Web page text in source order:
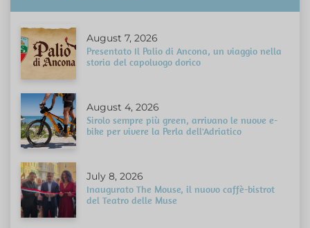
August 7, 2026
Presentato Il Palio di Ancona, un viaggio nella
storia del capoluogo dorico
August 4, 2026
Sirolo sempre più green, arrivano le nuove e-
bike per vivere la Perla dell'Adriatico
July 8, 2026
Inaugurato The Mouse, il nuovo caffè-bistrot
del Teatro delle Muse